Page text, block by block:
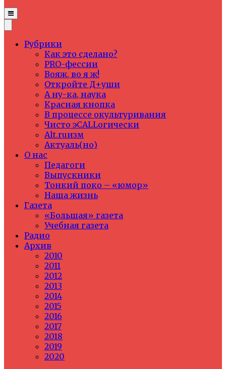
Рубрики
Как это сделано?
PRO-фессии
Вояж, во я ж!
Откройте Д+уши
А ну-ка, наука
Красная кнопка
В процессе окультуривания
Чисто эCALLогически
Alt.ruизм
Актуаль(но)
О нас
Педагоги
Выпускники
Тонкий поко – «юмор»
Наша жизнь
Газета
«Большая» газета
Учебная газета
Радио
Архив
2010
2011
2012
2013
2014
2015
2016
2017
2018
2019
2020